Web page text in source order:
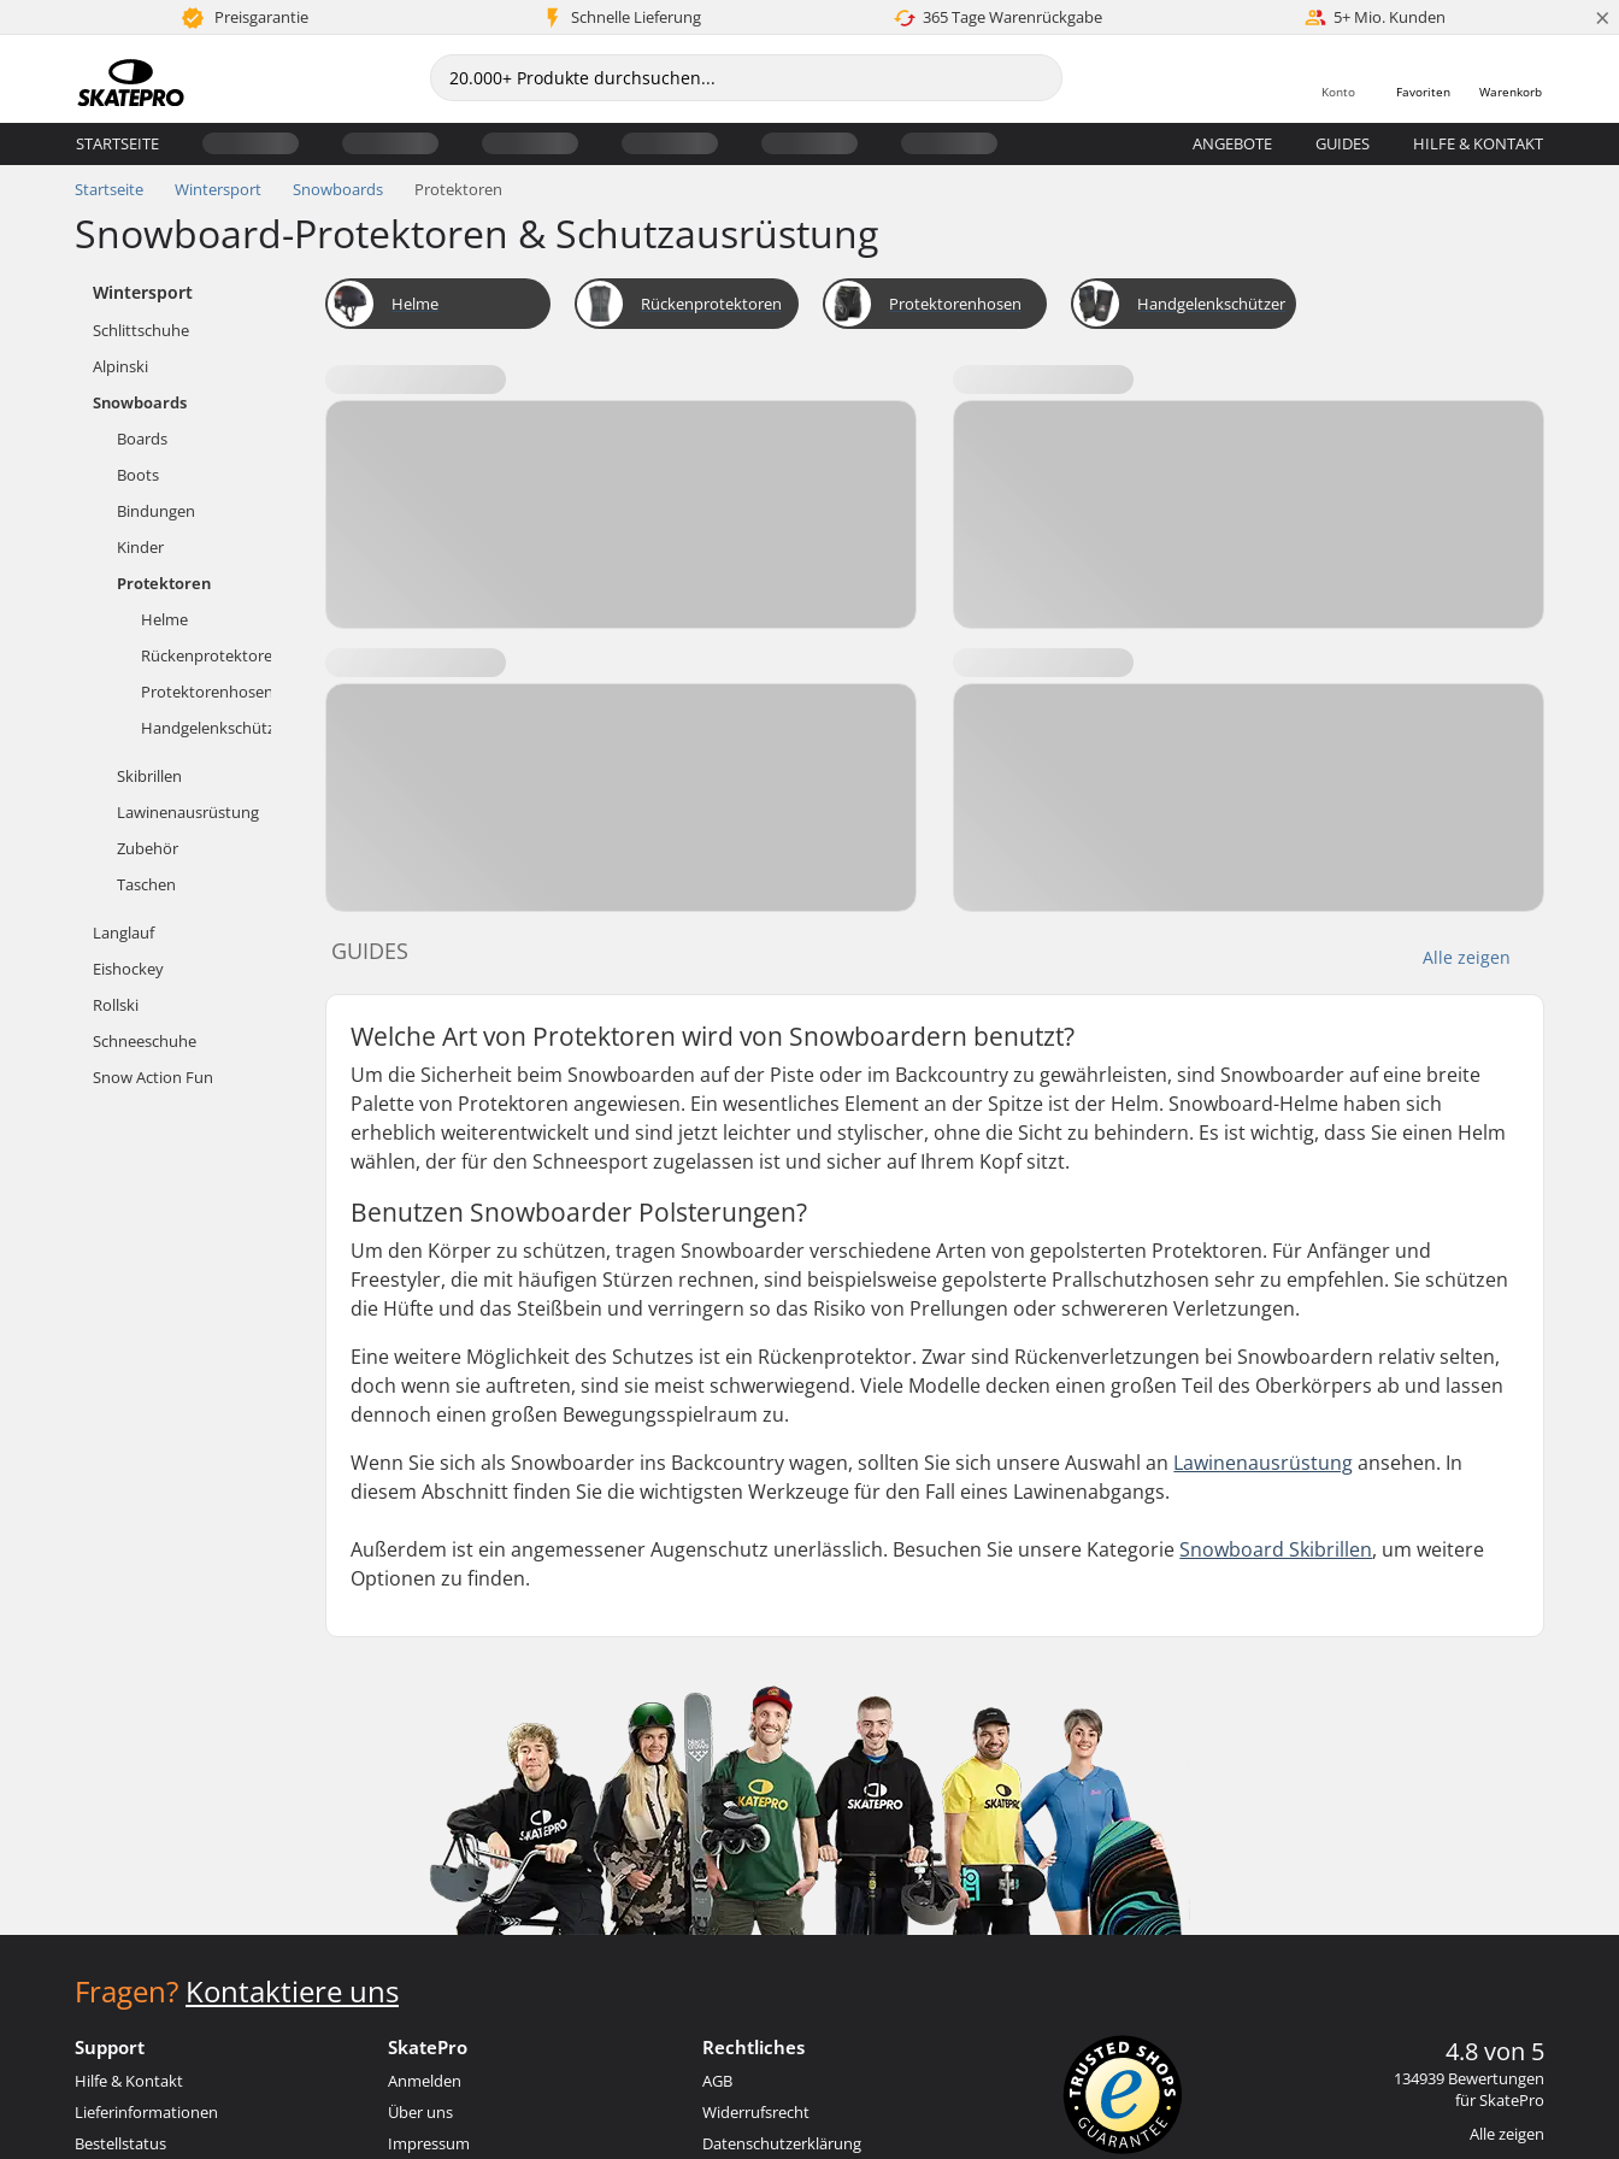
Preisgarantie Schnelle Lieferung 365 Tage Warenrückgabe 5+ Mio. Kunden ×
Warenkorb
Favoriten
Konto
STARTSEITE ANGEBOTE GUIDES HILFE & KONTAKT
Startseite Wintersport Snowboards Protektoren
Snowboard-Protektoren & Schutzausrüstung
Wintersport
Schlittschuhe
Alpinski
Snowboards
Boards
Boots
Bindungen
Kinder
Protektoren
Helme
Rückenprotektoren
Protektorenhosen
Handgelenkschützer
Skibrillen
Lawinenausrüstung
Zubehör
Taschen
Langlauf
Eishockey
Rollski
Schneeschuhe
Snow Action Fun
Helme Rückenprotektoren Protektorenhosen Handgelenkschützer
Alle zeigen
GUIDES
Welche Art von Protektoren wird von Snowboardern benutzt?
Um die Sicherheit beim Snowboarden auf der Piste oder im Backcountry zu gewährleisten, sind Snowboarder auf eine breite
Palette von Protektoren angewiesen. Ein wesentliches Element an der Spitze ist der Helm. Snowboard-Helme haben sich
erheblich weiterentwickelt und sind jetzt leichter und stylischer, ohne die Sicht zu behindern. Es ist wichtig, dass Sie einen Helm
wählen, der für den Schneesport zugelassen ist und sicher auf Ihrem Kopf sitzt.
Benutzen Snowboarder Polsterungen?
Um den Körper zu schützen, tragen Snowboarder verschiedene Arten von gepolsterten Protektoren. Für Anfänger und
Freestyler, die mit häufigen Stürzen rechnen, sind beispielsweise gepolsterte Prallschutzhosen sehr zu empfehlen. Sie schützen
die Hüfte und das Steißbein und verringern so das Risiko von Prellungen oder schwereren Verletzungen.
Eine weitere Möglichkeit des Schutzes ist ein Rückenprotektor. Zwar sind Rückenverletzungen bei Snowboardern relativ selten,
doch wenn sie auftreten, sind sie meist schwerwiegend. Viele Modelle decken einen großen Teil des Oberkörpers ab und lassen
dennoch einen großen Bewegungsspielraum zu.
Wenn Sie sich als Snowboarder ins Backcountry wagen, sollten Sie sich unsere Auswahl an Lawinenausrüstungansehen. In
diesem Abschnitt finden Sie die wichtigsten Werkzeuge für den Fall eines Lawinenabgangs.
Außerdem ist ein angemessener Augenschutz unerlässlich. Besuchen Sie unsere KategorieSnowboard Skibrillen, um weitere
Optionen zu finden.
Fragen? Kontaktiere uns
Support
Hilfe & Kontakt
Lieferinformationen
Bestellstatus
SkatePro
Anmelden
Über uns
Impressum
Rechtliches
AGB
Widerrufsrecht
Datenschutzerklärung
4.8 von 5
134939 Bewertungen
für SkatePro
Alle zeigen